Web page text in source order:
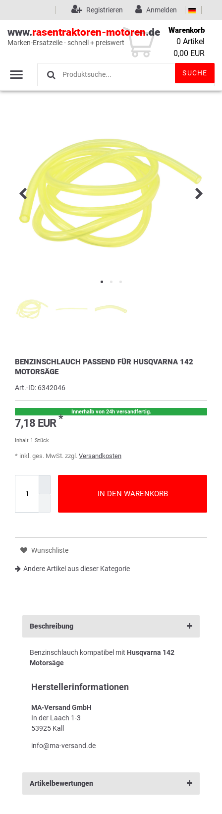
Wunschliste (0)
Anmelden
Registrieren
www.rasentraktoren-motoren.de
Marken-Ersatzeile - schnell + preiswert
SUCHE
Warenkorb
0 Artikel
0,00 EUR
BENZINSCHLAUCH PASSEND FÜR HUSQVARNA 142
MOTORSÄGE
Art.-ID: 6342046
Innerhalb von 24h versandfertig.
7,18 EUR*
Inhalt 1 Stück
* inkl. ges. MwSt. zzgl. Versandkosten
IN DEN WARENKORB
Wunschliste
Andere Artikel aus dieser Kategorie
Beschreibung
Benzinschlauch kompatibel mit Husqvarna 142
Motorsäge
Herstellerinformationen
MA-Versand GmbH
In der Laach 1-3
53925 Kall
info@ma-versand.de
Artikelbewertungen